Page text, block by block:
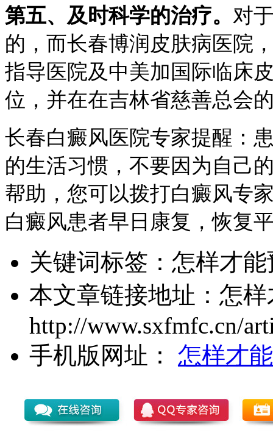
第五、及时科学的治疗。 对
的，而长春博润皮肤病医院
指导医院及中美加国际临床
位，并在在吉林省慈善总会
长春白癜风医院专家提醒：
的生活习惯，不要因为自己
帮助，您可以拨打白癜风专
白癜风患者早日康复，恢复
关键词标签： 怎样才
本文章链接地址： 怎样
http://www.sxfmfc.cn/
手机版网址：
怎样才